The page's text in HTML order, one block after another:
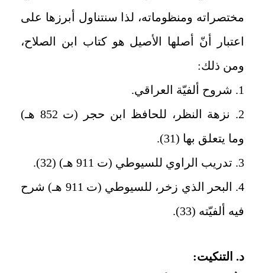
مختصراته ومنظوماته، لذا سنتناول أبرزها على
اعتبار أنّ أصلها الأصيل هو كتاب ابن الصلاح،
ومن ذلك:
1. شروح ألفيّة العراقي.
2. نزهة النظر، للحافظ ابن حجر (ت 852 هـ)
وما يتعلق بها (31).
3. تدريب الراوي للسيوطي (ت 911 هـ) (32).
4. البحر الذي زخر، للسيوطي (ت 911 هـ) شرح
فيه ألفيّته (33).
د. التنكيت: